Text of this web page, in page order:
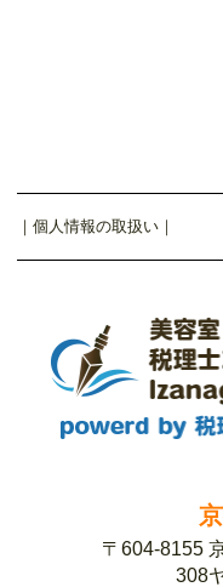
｜ 個人情報の取扱い ｜
〒604-8155
308